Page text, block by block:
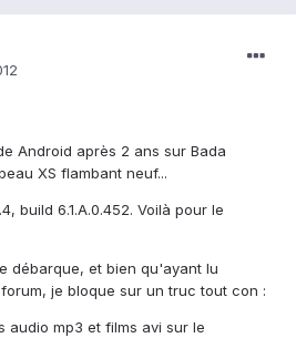
Android après 2 ans sur Bada
XS flambant neuf...
build 6.1.A.0.452. Voilà pour le
débarque, et bien qu'ayant lu
je bloque sur un truc tout con :
audio mp3 et films avi sur le